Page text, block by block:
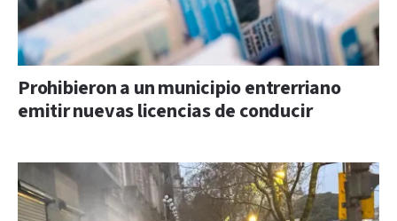
Prohibieron a un municipio entrerriano
emitir nuevas licencias de conducir